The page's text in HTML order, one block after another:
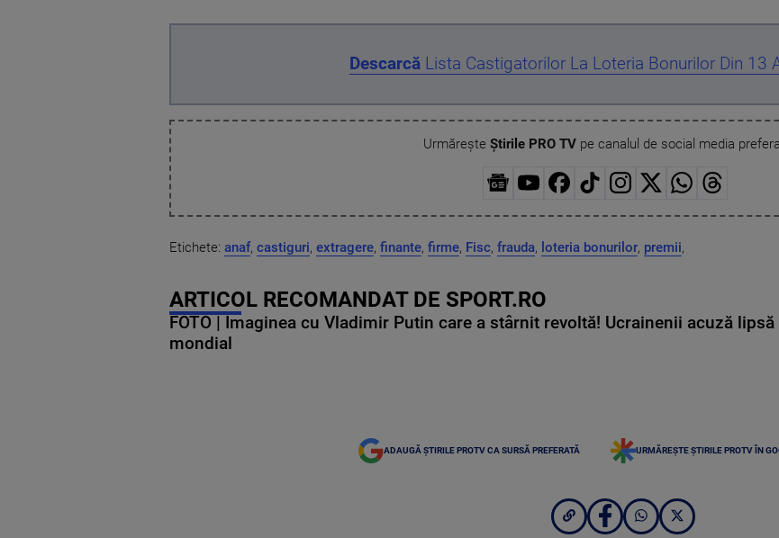
DescarcăLista Castigatorilor La Loteria Bonurilor Din 13
Urmărește Știrile PRO TVpe canalul de social media
Etichete: anaf, castiguri, extragere, finante, firme, Fisc, frauda, loteria bonurilor, premii,
ARTICOL RECOMANDAT DE SPORT.RO
FOTO | Imaginea cu Vladimir Putin care a stârnit revoltă! Ucrainenii acuză
mondial
ADAUGĂ ȘTIRILE PROTV CA SURSĂ PREFERATĂ URMĂREȘTE ȘTIRILE PROTV ÎN